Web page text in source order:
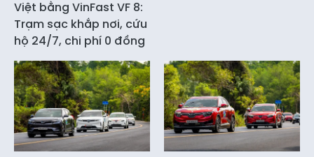
Việt bằng VinFast VF 8:
Trạm sạc khắp nơi, cứu
hộ 24/7, chi phí 0 đồng